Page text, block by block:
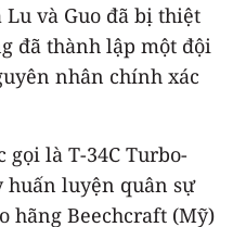
Lu và Guo đã bị thiệt
đã thành lập một đội
nhân chính xác
là T-34C Turbo-
huấn luyện quân sự
hãng Beechcraft (Mỹ)